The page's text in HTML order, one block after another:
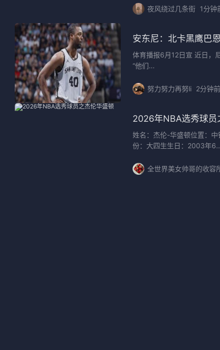
夜风绕过几条街 1分钟
安东尼：北卡黑鹰巴
体育播报6月12日宣 近日，
“他们...
努力努力再努li 2分钟前
2026年NBA选秀球员
姓名：杰伦-华盛顿位置：
份：大四生生日：2003年
全世界美女帅哥的收容